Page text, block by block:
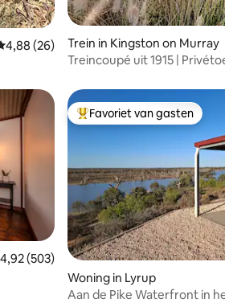
beoordeling van 4,88 op 5,
4,88 (26)
Trein in Kingston on Murray
Treincoupé uit 1915 |
beoordeling van 4,92 op 5,
4,92 (503)
Topfavoriet van gasten
Favoriet van gasten
Woning in Lyrup
Aan de Pike Waterfront in